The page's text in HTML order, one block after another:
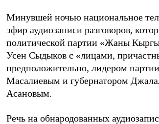
Минувшей ночью национальное
эфир аудиозаписи разговоров,
политической партии «Жаны
Усен Сыдыков с «лицами,
предположительно, лидером
Масалиевым и губернатором
Асановым.
Речь на обнародованных